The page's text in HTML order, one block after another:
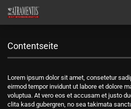
Contentseite
Lorem ipsum dolor sit amet, consetetur
eirmod tempor invidunt ut labore et dolore
voluptua. At vero eos et accusam et justo
clita kasd gubergren, no sea takimata